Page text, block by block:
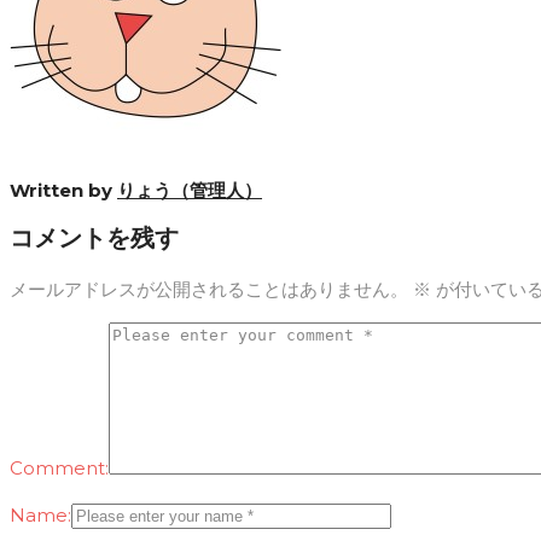
Written by りょう（管理人）
コメントを残す
メールアドレスが公開されることはありません。 ※ が付いてい
Comment:
Name: